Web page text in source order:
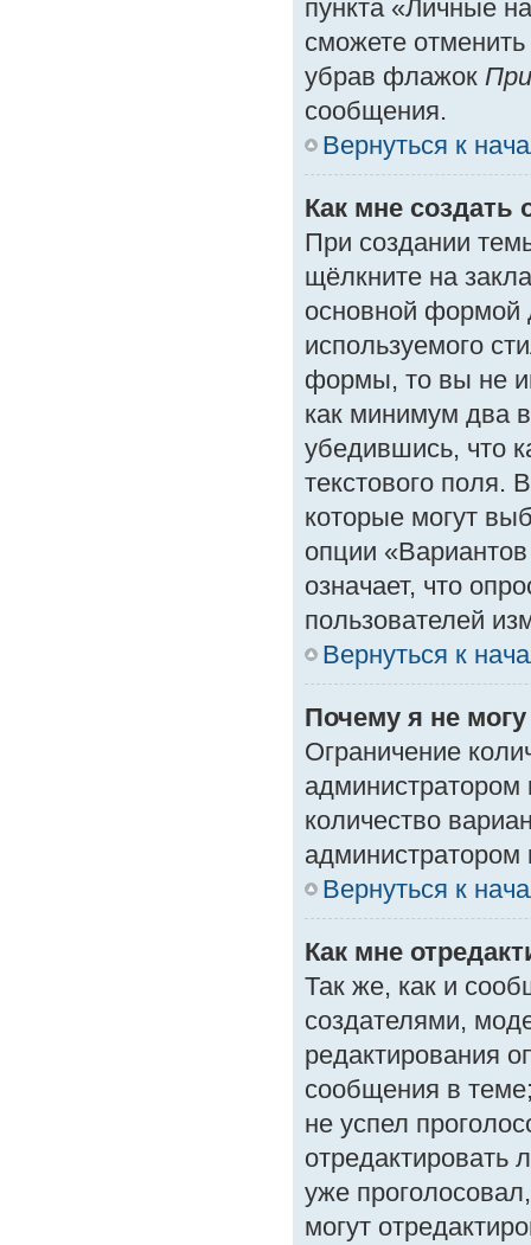
пункта «Личные
сможете
убрав флажок
сообщения.
Вернуться к
Как мне создать
При создании
щёлкните на
основной формой
используемого
формы, то вы не
как минимум два
убедившись, что
текстового поля.
которые могут
опции
означает, что
пользователей
Вернуться к
Почему я не
Ограничение
количество
Вернуться к
Как мне
Так же, как и
создателями,
редактирования
сообщения в
не успел
отредактировать
уже
могут